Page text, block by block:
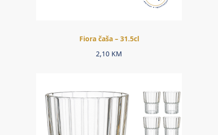
Fiora čaša – 31.5cl
2,10 KM